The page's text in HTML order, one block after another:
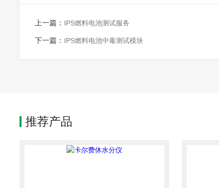
上一篇： IPS燃料电池测试服务
下一篇： IPS燃料电池中毒测试模块
推荐产品